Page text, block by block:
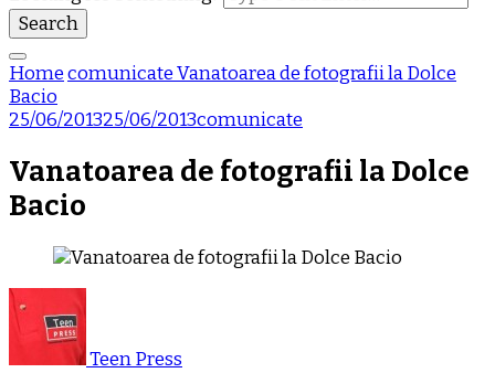
HomecomunicateVanatoarea de fotografii la Dolce
Bacio
25/06/201325/06/2013comunicate
Vanatoarea de fotografii la Dolce
Bacio
Teen Press